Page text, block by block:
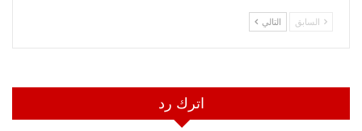
السابق التالي
اترك رد